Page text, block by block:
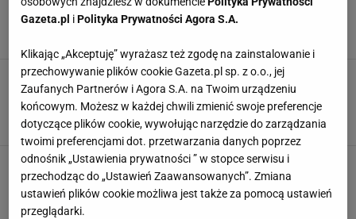
Poznaj trick, by amerykańskie naleśniki wyszły
perfekcyjne
Czekoladowe pankejki, czyli przepis na
śniadanie idealne. Co zrobić, by były puszysty i
wyrośnięte?
AMERYKAŃSKIE NALEŚNIKI NALEŚNIKI NALEŚNIKI CZEKOLADOWE
Pancakes, czyli śniadanie w amerykańskim
stylu. Żeby były idealne, dodaj ważny składnik
KUCHNIA AMERYKAŃSKA PANCAKE PANCAKES
Gazeta.pl iPolityka Prywatności Agora S.A.
Klikając „Akceptuję” wyrażasz też zgodę na zainstalowanie i
przechowywanie plików cookie Gazeta.pl sp. z o.o., jej
Zaufanych Partnerów i Agora S.A. na Twoim urządzeniu
końcowym. Możesz w każdej chwili zmienić swoje preferencje
dotyczące plików cookie, wywołując narzędzie do zarządzania
twoimi preferencjami dot. przetwarzania danych poprzez
odnośnik „Ustawienia prywatności ” w stopce serwisu i
przechodząc do „Ustawień Zaawansowanych”. Zmiana
ustawień plików cookie możliwa jest także za pomocą ustawień
przeglądarki.